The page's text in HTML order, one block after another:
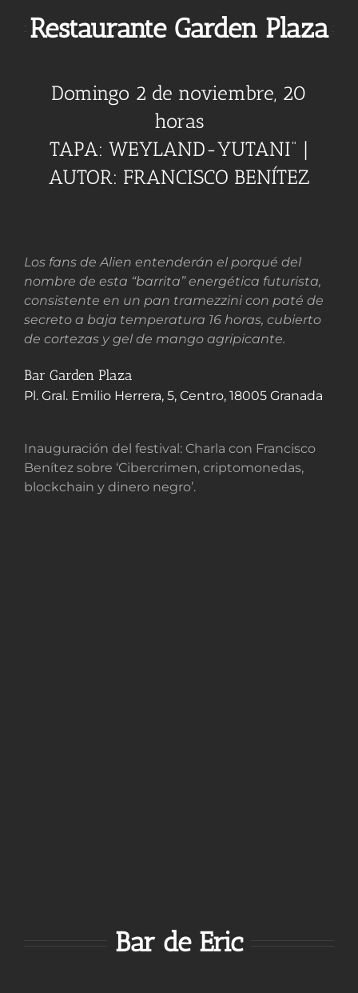
Restaurante Garden Plaza
Domingo 2 de noviembre, 20
horas
TAPA: WEYLAND-YUTANI” |
AUTOR: FRANCISCO BENÍTEZ
Los fans de Alien entenderán el porqué del
nombre de esta “barrita” energética futurista,
consistente en un pan tramezzini con paté de
secreto a baja temperatura 16 horas, cubierto
de cortezas y gel de mango agripicante.
Bar Garden Plaza
Pl. Gral. Emilio Herrera, 5, Centro, 18005 Granada
Inauguración del festival: Charla con Francisco
Benítez sobre ‘Cibercrimen, criptomonedas,
blockchain y dinero negro’.
Bar de Eric